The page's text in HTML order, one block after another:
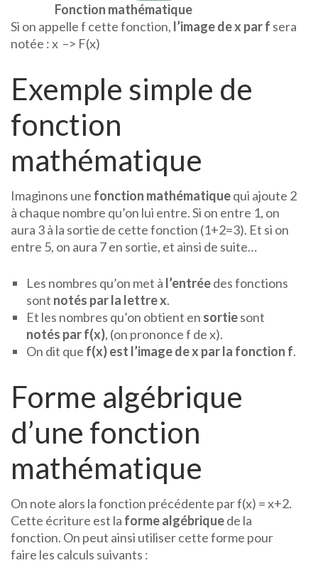
Fonction mathématique
Si on appelle f cette fonction, l’image de x par f sera
notée : x –> F(x)
Exemple simple de
fonction
mathématique
Imaginons une fonction mathématiquequi ajoute 2
à chaque nombre qu’on lui entre. Si on entre 1, on
aura 3 à la sortie de cette fonction (1+2=3). Et si on
entre 5, on aura 7 en sortie, et ainsi de suite…
Les nombres qu’on met à l’entréedes fonctions
sont notés par la lettre x.
Et les nombres qu’on obtient en sortiesont
notés par f(x), (on prononce f de x).
On dit que f(x) est l’image de x par la fonction f.
Forme algébrique
d’une fonction
mathématique
On note alors la fonction précédente par f(x) = x+2.
Cette écriture est la forme algébriquede la
fonction. On peut ainsi utiliser cette forme pour
faire les calculs suivants :